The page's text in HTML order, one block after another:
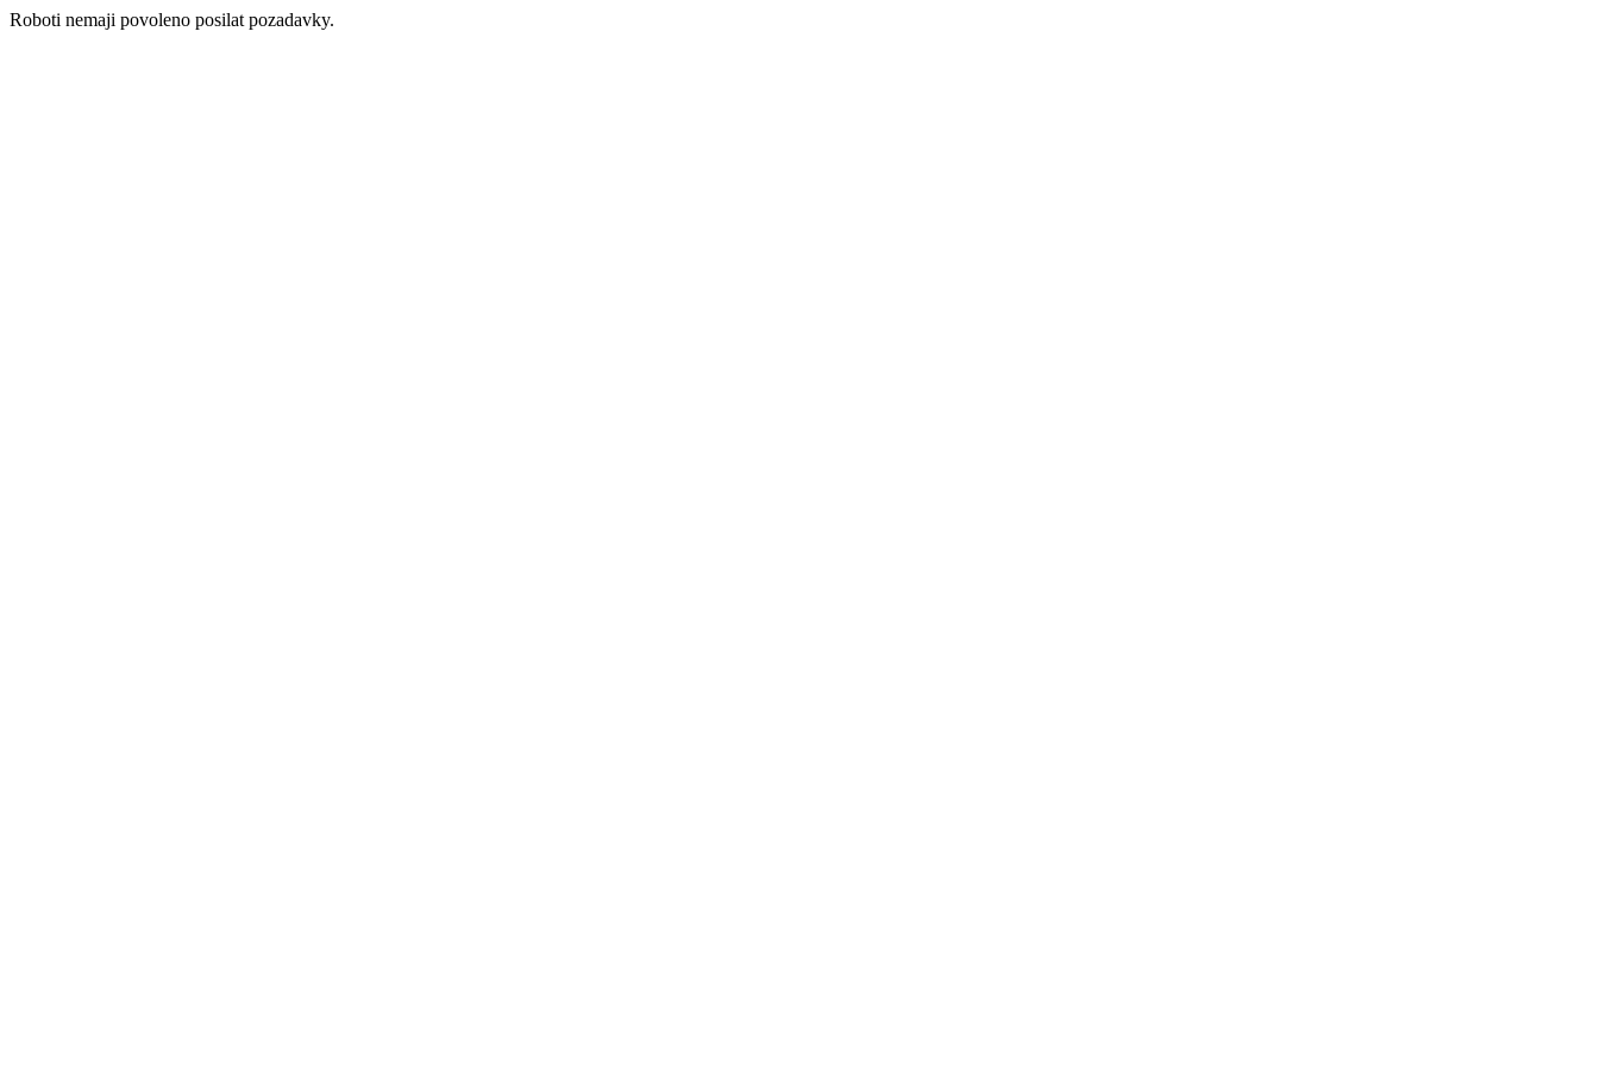
Roboti nemaji povoleno posilat pozadavky.